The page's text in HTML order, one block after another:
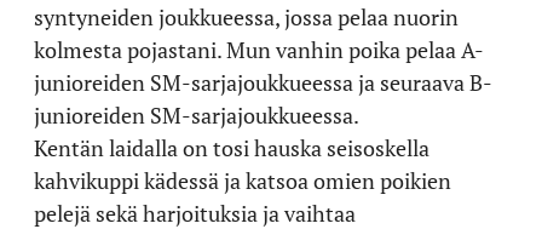
syntyneiden joukkueessa, jossa pelaa nuorin
kolmesta pojastani. Mun vanhin poika pelaa A-
junioreiden SM-sarjajoukkueessa ja seuraava B-
junioreiden SM-sarjajoukkueessa.
Kentän laidalla on tosi hauska seisoskella
kahvikuppi kädessä ja katsoa omien poikien
pelejä sekä harjoituksia ja vaihtaa